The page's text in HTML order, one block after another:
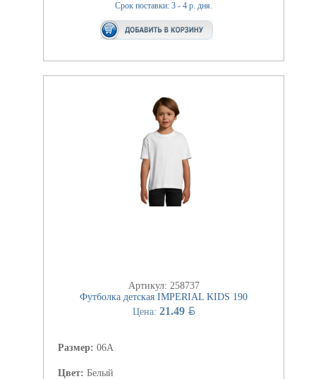
Срок поставки: 3 - 4 р. дня.
Артикул: 258737
Футболка детская IMPERIAL KIDS 190
Цена: 21.49 BYN
Размер: 06А
Цвет: Белый